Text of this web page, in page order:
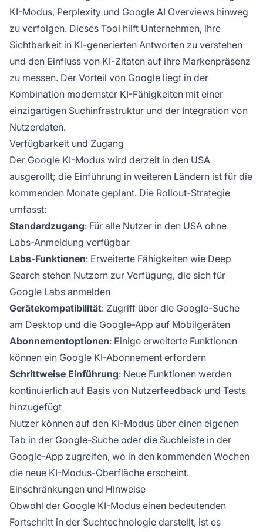
KI-Modus, Perplexity und Google AI Overviews hinweg
zu verfolgen. Dieses Tool hilft Unternehmen, ihre
Sichtbarkeit in KI-generierten Antworten zu verstehen
und den Einfluss von KI-Zitaten auf ihre Markenpräsenz
zu messen. Der Vorteil von Google liegt in der
Kombination modernster KI-Fähigkeiten mit einer
einzigartigen Suchinfrastruktur und der Integration von
Nutzerdaten.
Verfügbarkeit und Zugang
Der Google KI-Modus wird derzeit in den USA
ausgerollt; die Einführung in weiteren Ländern ist für die
kommenden Monate geplant. Die Rollout-Strategie
umfasst:
Standardzugang: Für alle Nutzer in den USA ohne
Labs-Anmeldung verfügbar
Labs-Funktionen: Erweiterte Fähigkeiten wie Deep
Search stehen Nutzern zur Verfügung, die sich für
Google Labs anmelden
Gerätekompatibilität: Zugriff über die Google-Suche
am Desktop und die Google-App auf Mobilgeräten
Abonnementoptionen: Einige erweiterte Funktionen
können ein Google KI-Abonnement erfordern
Schrittweise Einführung: Neue Funktionen werden
kontinuierlich auf Basis von Nutzerfeedback und Tests
hinzugefügt
Nutzer können auf den KI-Modus über einen eigenen
Tab in der Google-Suche oder die Suchleiste in der
Google-App zugreifen, wo in den kommenden Wochen
die neue KI-Modus-Oberfläche erscheint.
Einschränkungen und Hinweise
Obwohl der Google KI-Modus einen bedeutenden
Fortschritt in der Suchtechnologie darstellt, ist es